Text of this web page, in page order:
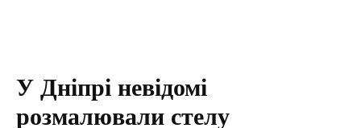
У Дніпрі невідомі
розмалювали стелу